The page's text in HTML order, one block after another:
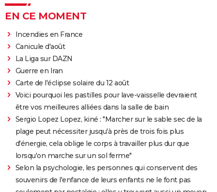
EN CE MOMENT
Incendies en France
Canicule d'août
La Liga sur DAZN
Guerre en Iran
Carte de l'éclipse solaire du 12 août
Voici pourquoi les pastilles pour lave-vaisselle devraient
être vos meilleures alliées dans la salle de bain
Sergio Lopez Lopez, kiné : "Marcher sur le sable sec de la
plage peut nécessiter jusqu'à près de trois fois plus
d'énergie, cela oblige le corps à travailler plus dur que
lorsqu'on marche sur un sol ferme"
Selon la psychologie, les personnes qui conservent des
souvenirs de l'enfance de leurs enfants ne le font pas